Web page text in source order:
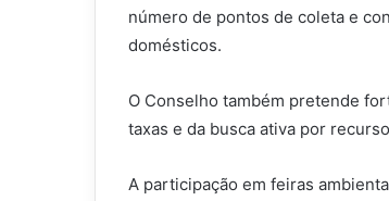
número de pontos de coleta e
domésticos.
O Conselho também pretende
taxas e da busca ativa por
A participação em feiras